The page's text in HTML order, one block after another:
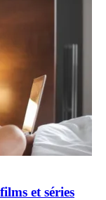
et séries